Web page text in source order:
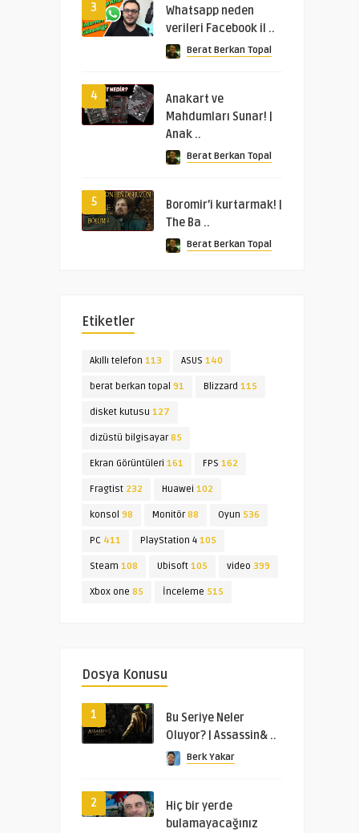
3
Whatsapp neden
verileri Facebook il ..
Berat Berkan Topal
4
Anakart ve
Mahdumları Sunar! |
Anak ..
Berat Berkan Topal
5
Boromir’i kurtarmak! |
The Ba ..
Berat Berkan Topal
Etiketler
Akıllı telefon 113 ASUS 140
berat berkan topal 91 Blizzard 115
disket kutusu 127
dizüstü bilgisayar85
Ekran Görüntüleri 161 FPS 162
Fragtist 232 Huawei 102
konsol 98 Monitör88 Oyun 536
PC 411 PlayStation 4 105
Steam 108 Ubisoft 105 video 399
Xbox one 85 İnceleme 515
Dosya Konusu
1
Bu Seriye Neler
Oluyor? | Assassin& ..
Berk Yakar
2
Hiç bir yerde
bulamayacağınız